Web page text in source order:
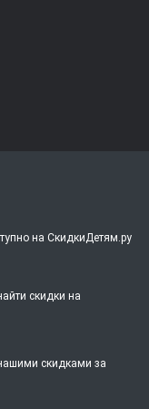
на СкидкиДетям.ру
скидки на
скидками за